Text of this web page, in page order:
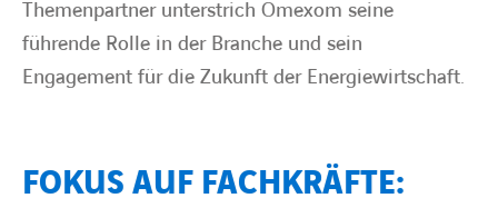
Themenpartner unterstrich Omexom seine
führende Rolle in der Branche und sein
Engagement für die Zukunft der Energiewirtschaft.
FOKUS AUF FACHKRÄFTE: